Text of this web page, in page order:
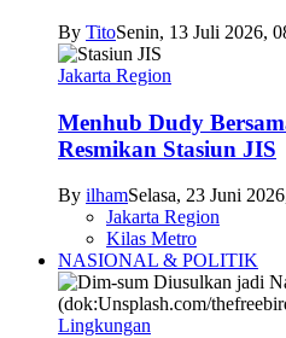
By TitoSenin, 13 Juli 2026,
Jakarta Region
Menhub Dudy
Resmikan Stasiun JIS
By ilhamSelasa, 23 Juni
Jakarta Region
Kilas Metro
NASIONAL & POLITIK
Lingkungan